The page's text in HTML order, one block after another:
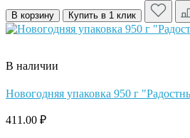
В корзину Купить в 1 клик
В наличии
Новогодняя упаковка 950 г
411.00 ₽